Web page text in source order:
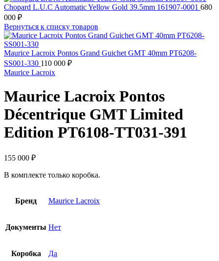
Chopard L.U.C Automatic Yellow Gold 39.5mm 161907-0001 680
000 ₽
Вернуться к списку товаров
Maurice Lacroix Pontos Grand Guichet GMT 40mm PT6208-
SS001-330 110 000 ₽
Maurice Lacroix
Maurice Lacroix Pontos
Décentrique GMT Limited
Edition PT6108-TT031-391
155 000 ₽
В комплекте только коробка.
Бренд Maurice Lacroix
Документы Нет
Коробка Да